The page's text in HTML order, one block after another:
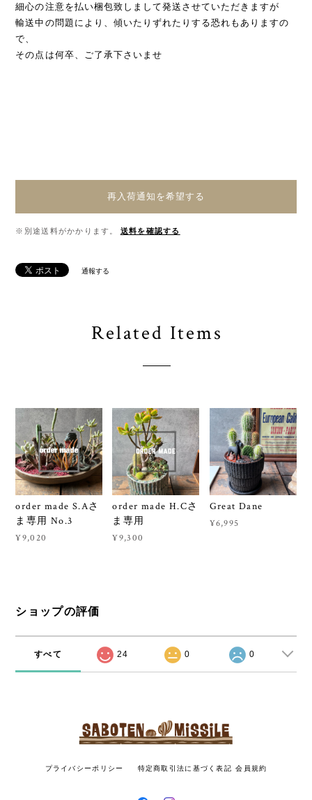
細心の注意を払い梱包致しまして発送させていただきますが
輸送中の問題により、傾いたりずれたりする恐れもありますの
で、
その点は何卒、ご了承下さいませ
再入荷通知を希望する
※別途送料がかかります。 送料を確認する
通報する
Related Items
order made S.Aさ
ま専用 No.3
¥9,020
order made H.Cさ
ま専用
¥9,300
Great Dane
¥6,995
ショップの評価
すべて 24 0 0
プライバシーポリシー 特定商取引法に基づく表記 会員規約